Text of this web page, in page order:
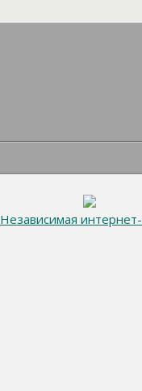
Независимая интернет-